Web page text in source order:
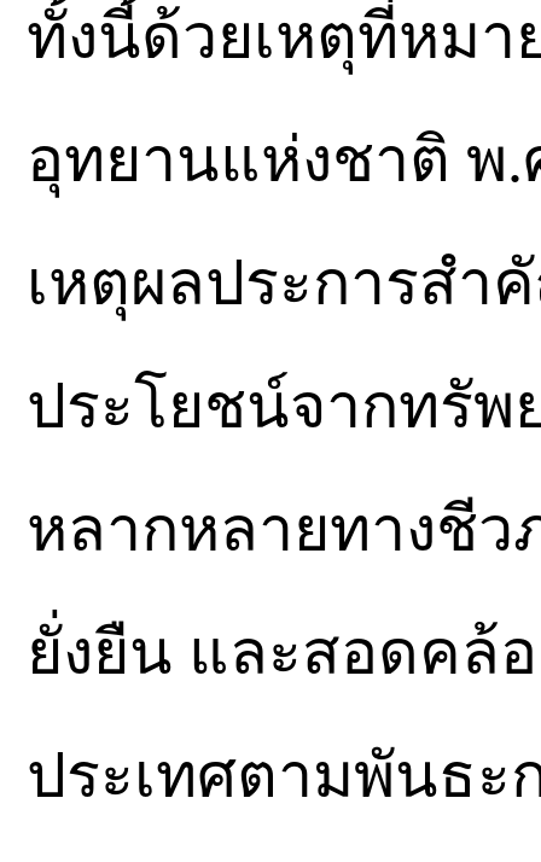
ทั้งนี้ด้วยเหตุที่หม
อุทยานแห่งชาติ พ
เหตุผลประการสำ
ประโยชน์จากทรัพ
หลากหลายทางชีว
ยั่งยืน และสอดคล้
ประเทศตามพันธะ